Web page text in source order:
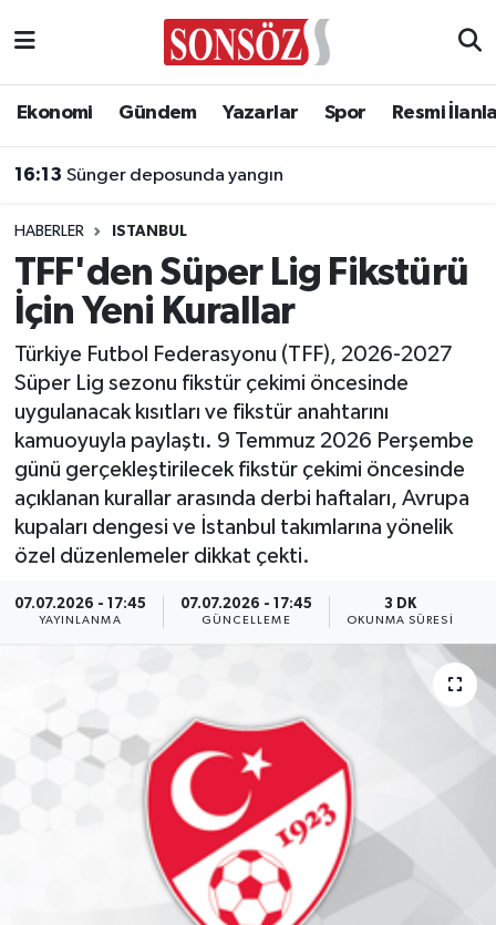
Ekonomi Gündem Yazarlar Spor Resmi
16:13 Sünger deposunda yangın
HABERLER ISTANBUL
TFF'den Süper Lig Fikstürü
İçin Yeni Kurallar
Türkiye Futbol Federasyonu (TFF), 2026-2027
Süper Lig sezonu fikstür çekimi öncesinde
uygulanacak kısıtları ve fikstür anahtarını
kamuoyuyla paylaştı. 9 Temmuz 2026 Perşembe
günü gerçekleştirilecek fikstür çekimi öncesinde
açıklanan kurallar arasında derbi haftaları, Avrupa
kupaları dengesi ve İstanbul takımlarına yönelik
özel düzenlemeler dikkat çekti.
07.07.2026 - 17:45
YAYINLANMA
07.07.2026 - 17:45
GÜNCELLEME
3 DK
OKUNMA SÜRESI
Asayiş
Biyografi
Çevre
Diğer
Dünya
Eğitim
Ekonomi
Gurme
İlçe Haberleri
Ankara Nöbetçi Eczaneler
Ankara Trafik Yoğunluk Haritası
Süper Lig Puan Durumu ve Fikstür
Tüm Manşetler
Son Dakika Haberleri
Haber Arşivi